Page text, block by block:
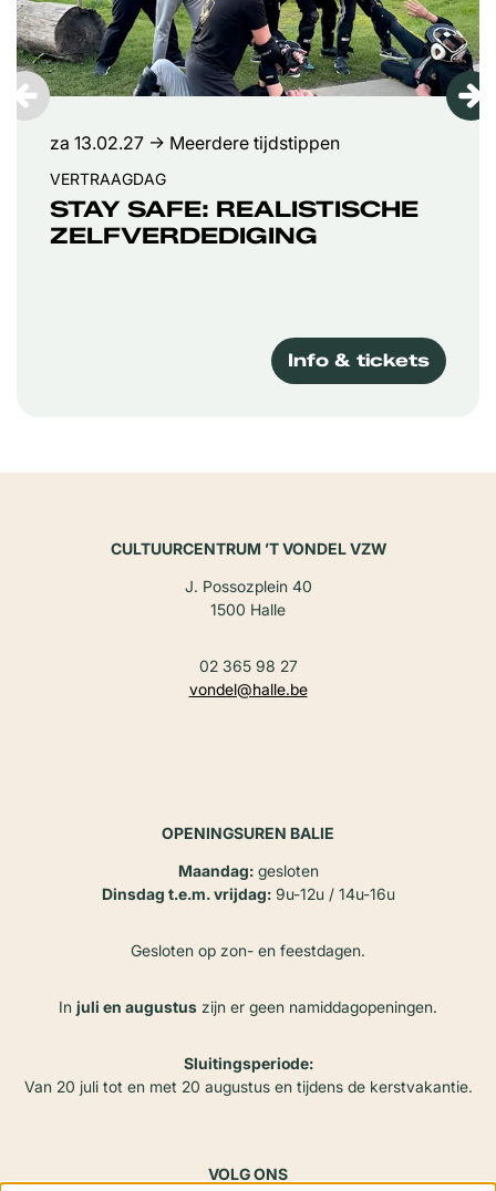
STAY SAFE: REALISTISCHE
ZELFVERDEDIGING
VERTRAAGDAG
za 13.02.27 → Meerdere tijdstippen
Info & tickets
CULTUURCENTRUM ’T VONDEL VZW
J. Possozplein 40
1500 Halle
02 365 98 27
vondel@halle.be
OPENINGSUREN BALIE
Maandag:gesloten
Dinsdag t.e.m. vrijdag:9u-12u / 14u-16u
Gesloten op zon- en feestdagen.
In juli en augustus zijn er geen namiddagopeningen.
Sluitingsperiode:
Van 20 juli tot en met 20 augustus en tijdens de kerstvakantie.
VOLG ONS